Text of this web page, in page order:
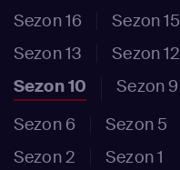
Sezon 16
Sezon 15
Sezon 13
Sezon 12
Sezon 10
Sezon 9
Sezon 6
Sezon 5
Sezon 2
Sezon 1